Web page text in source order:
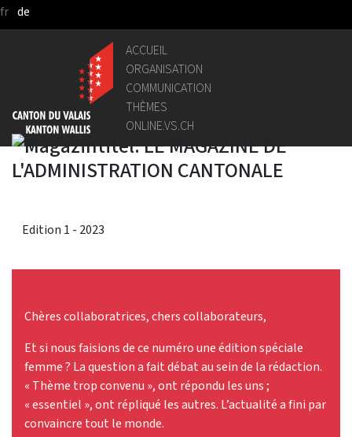
Saut au contenu principal
fr de
ACCUEIL
ORGANISATION
COMMUNICATION
THÈMES
ONLINE.VS.CH
Edition 1 - 2023
Chères collaboratrices, chers collaborateurs,
Et si nous faisions de ce numéro une édition spéciale
femme ? La question a fait débat au sein de la rédaction.
« Thème trop convenu », ont répondu les uns ;
« essentiel », ont répliqué les autres. L’actualité a fini par
convaincre tout le monde.